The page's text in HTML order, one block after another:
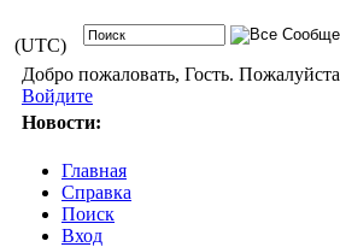
(UTC)
Добро пожаловать, Гость. Пожалуйста
Войдите
Новости:
Главная
Справка
Поиск
Вход